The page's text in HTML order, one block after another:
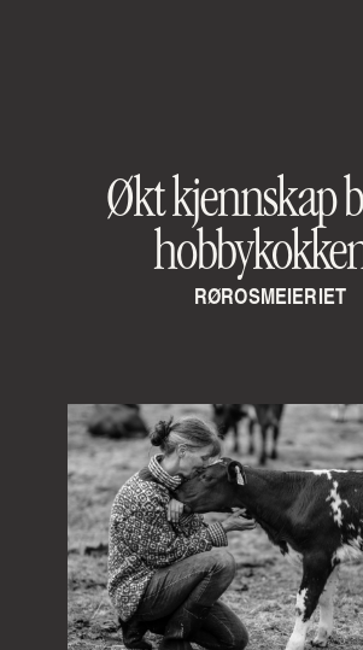
Økt kjennskap
RØROSMEIERIET